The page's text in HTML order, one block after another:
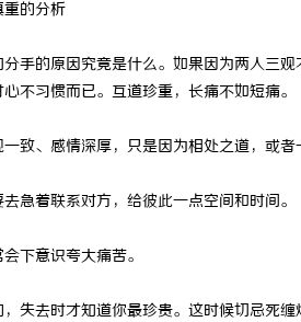
的分析
的原因究竟是什么。如果因为两人三观
不习惯而已。互道珍重，长痛不如短痛。
、感情深厚，只是因为相处之道，或者
着联系对方，给彼此一点空间和时间。
意识夸大痛苦。
去时才知道你最珍贵。这时候切忌死缠